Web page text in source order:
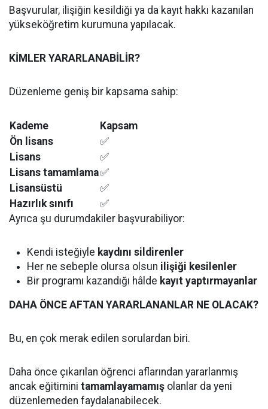
Başvurular, ilişiğin kesildiği ya da kayıt hakkı kazanılan
yükseköğretim kurumuna yapılacak.
KİMLER YARARLANABİLİR?
Düzenleme geniş bir kapsama sahip:
Kademe
Kapsam
Ön lisans
✅
Lisans
✅
Lisans tamamlama✅
Lisansüstü
✅
Hazırlık sınıfı
✅
Ayrıca şu durumdakiler başvurabiliyor:
Kendi isteğiyle kaydını sildirenler
Her ne sebeple olursa olsun ilişiği kesilenler
Bir programı kazandığı hâlde kayıt yaptırmayanlar
DAHA ÖNCE AFTAN YARARLANANLAR NE OLACAK?
Bu, en çok merak edilen sorulardan biri.
Daha önce çıkarılan öğrenci aflarından yararlanmış
ancak eğitimini tamamlayamamış olanlar da yeni
düzenlemeden faydalanabilecek.